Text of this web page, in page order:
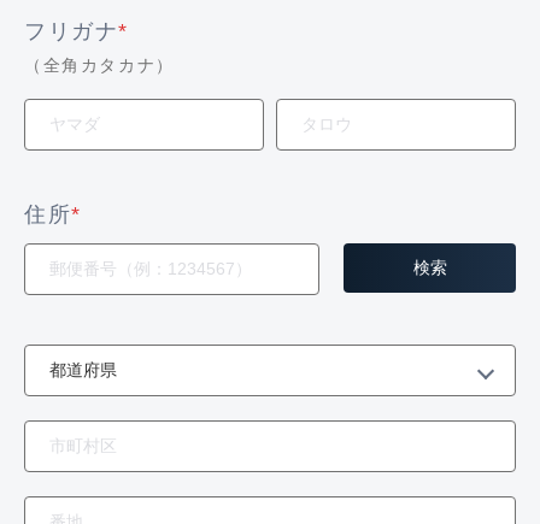
フリガナ*
（全角カタカナ）
住所*
検索